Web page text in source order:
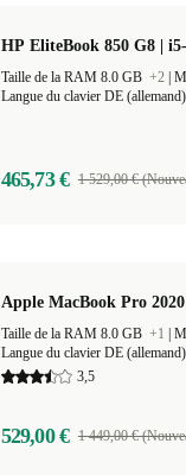
HP EliteBook 850 G8 |
Taille de la RAM 8.0 GB +2
Langue du clavier DE (allemand)
465,73 € 1 529,00 €
Apple MacBook Pro
Taille de la RAM 8.0 GB +1
Langue du clavier DE (allemand)
3,5
529,00 € 1 449,00 €